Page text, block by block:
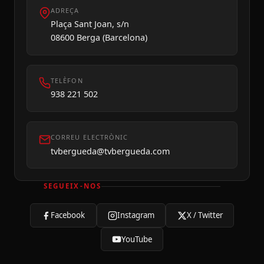
ADREÇA
Plaça Sant Joan, s/n
08600 Berga (Barcelona)
TELÈFON
938 221 502
CORREU ELECTRÒNIC
tvbergueda@tvbergueda.com
SEGUEIX-NOS
Facebook Instagram X / Twitter
YouTube